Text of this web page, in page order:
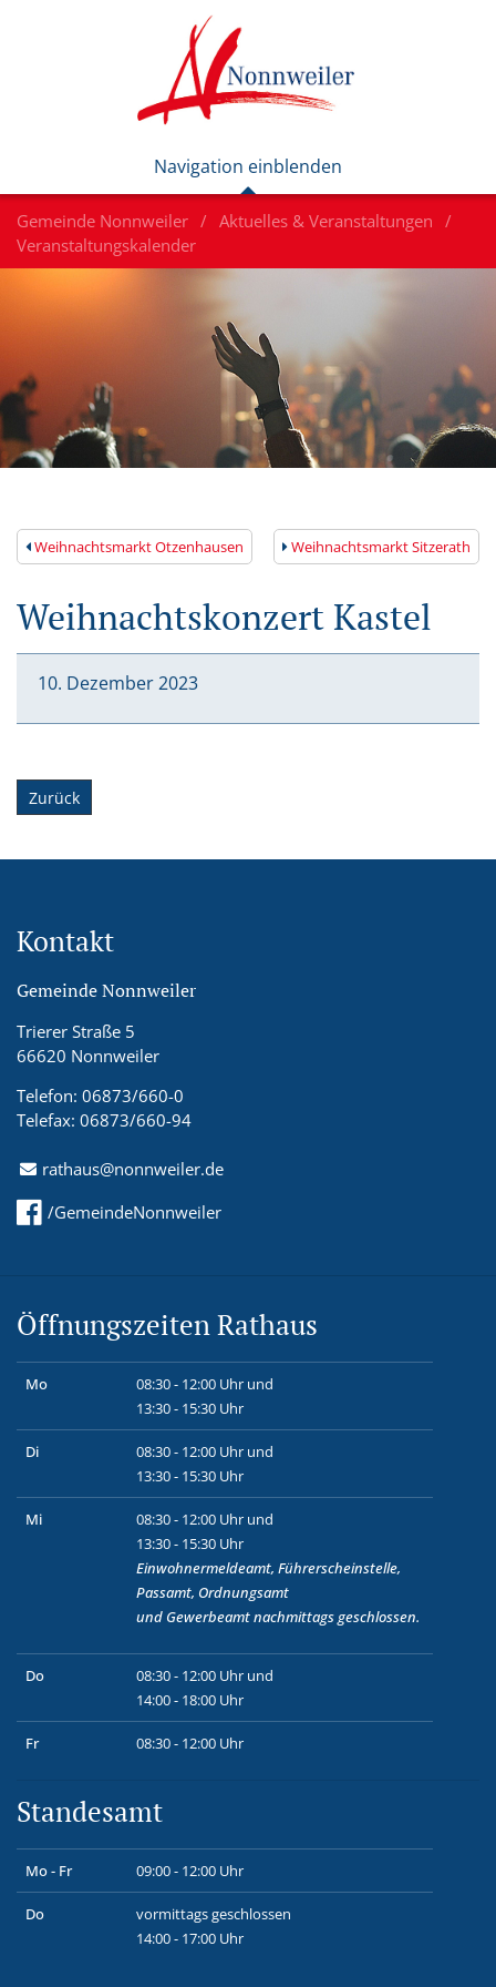
Gemeinde Nonnweiler
Aktuelles & Veranstaltungen
Veranstaltungskalender
Weihnachtsmarkt Otzenhausen Weihnachtsmarkt Sitzerath
Weihnachtskonzert Kastel
10. Dezember2023
Zurück
Kontakt
Gemeinde Nonnweiler
Trierer Straße 5
66620 Nonnweiler
Telefon: 06873/660-0
Telefax: 06873/660-94
rathaus@nonnweiler.de
/GemeindeNonnweiler
Öffnungszeiten Rathaus
Mo
08:30 - 12:00 Uhr und
13:30 - 15:30 Uhr
Di
08:30 - 12:00 Uhr und
13:30 - 15:30 Uhr
Mi
08:30 - 12:00 Uhr und
13:30 - 15:30 Uhr
Einwohnermeldeamt, Führerscheinstelle,
Passamt, Ordnungsamt
und Gewerbeamtnachmittags geschlossen.
Do
08:30 - 12:00 Uhr und
14:00 - 18:00 Uhr
Fr 08:30 - 12:00 Uhr
Standesamt
Mo - Fr 09:00 - 12:00 Uhr
Do
vormittags geschlossen
14:00 - 17:00 Uhr